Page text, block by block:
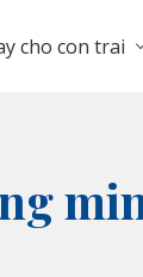
cho con trai